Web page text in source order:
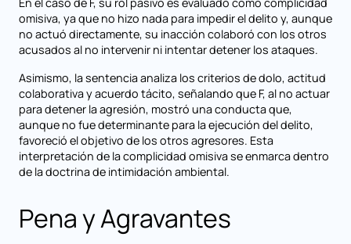
omisiva, ya que no hizo nada para impedir el delito y, aunque
no actuó directamente, su inacción colaboró con los otros
acusados al no intervenir ni intentar detener los ataques.
Asimismo, la sentencia analiza los criterios de dolo, actitud
colaborativa y acuerdo tácito, señalando que F, al no actuar
para detener la agresión, mostró una conducta que,
aunque no fue determinante para la ejecución del delito,
favoreció el objetivo de los otros agresores. Esta
interpretación de la complicidad omisiva se enmarca dentro
de la doctrina de intimidación ambiental.
Pena y Agravantes